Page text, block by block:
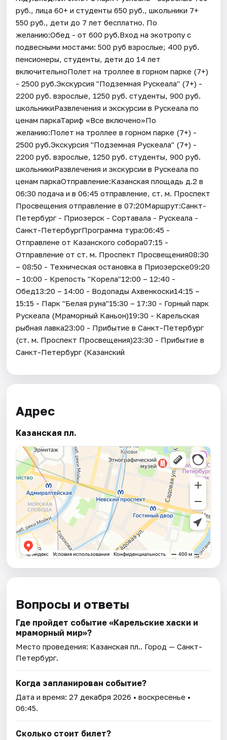
руб., лица 60+ и студенты 650 руб., школьники 7+
550 руб., дети до 7 лет бесплатно. По
желанию:Обед - от 600 руб.Вход на экотропу с
подвесными мостами: 500 руб взрослые; 400 руб.
пенсионеры, студенты, дети до 14 лет
включительноПолет на троллее в горном парке (7+)
- 2500 руб.Экскурсия "Подземная Рускеала" (7+) -
2200 руб. взрослые, 1250 руб. студенты, 900 руб.
школьникиРазвлечения и экскурсии в Рускеала по
ценам паркаТариф «Все включено»По
желанию:Полет на троллее в горном парке (7+) -
2500 руб.Экскурсия "Подземная Рускеала" (7+) -
2200 руб. взрослые, 1250 руб. студенты, 900 руб.
школьникиРазвлечения и экскурсии в Рускеала по
ценам паркаОтправление:Казанская площадь д.2 в
06:30 подача и в 06:45 отправление, ст. м. Проспект
Просвещения отправление в 07:20Маршрут:Санкт-
Петербург - Приозерск - Сортавала - Рускеала -
Санкт-ПетербургПрограмма тура:06:45 -
Отправлене от Казанского собора07:15 -
Отправление от ст. м. Проспект Просвещения08:30
– 08:50 - Техническая остановка в Приозерске09:20
– 10:00 - Крепость "Корела"12:00 – 12:40 -
Обед13:20 – 14:00 - Водопады Ахвенкоски14:15 –
15:15 - Парк "Белая руна"15:30 – 17:30 - Горный парк
Рускеала (Мраморный Каньон)19:30 - Карельская
рыбная лавка23:00 - Прибытие в Санкт-Петербург
(ст. м. Проспект Просвещения)23:30 - Прибытие в
Санкт-Петербург (Казанский
Адрес
Казанская пл.
Вопросы и ответы
Где пройдет событие «Карельские хаски и
мраморный мир»?
Место проведения: Казанская пл.. Город — Санкт-
Петербург.
Когда запланирован событие?
Дата и время:27 декабря 2026 • воскресенье •
06:45.
Сколько стоит билет?